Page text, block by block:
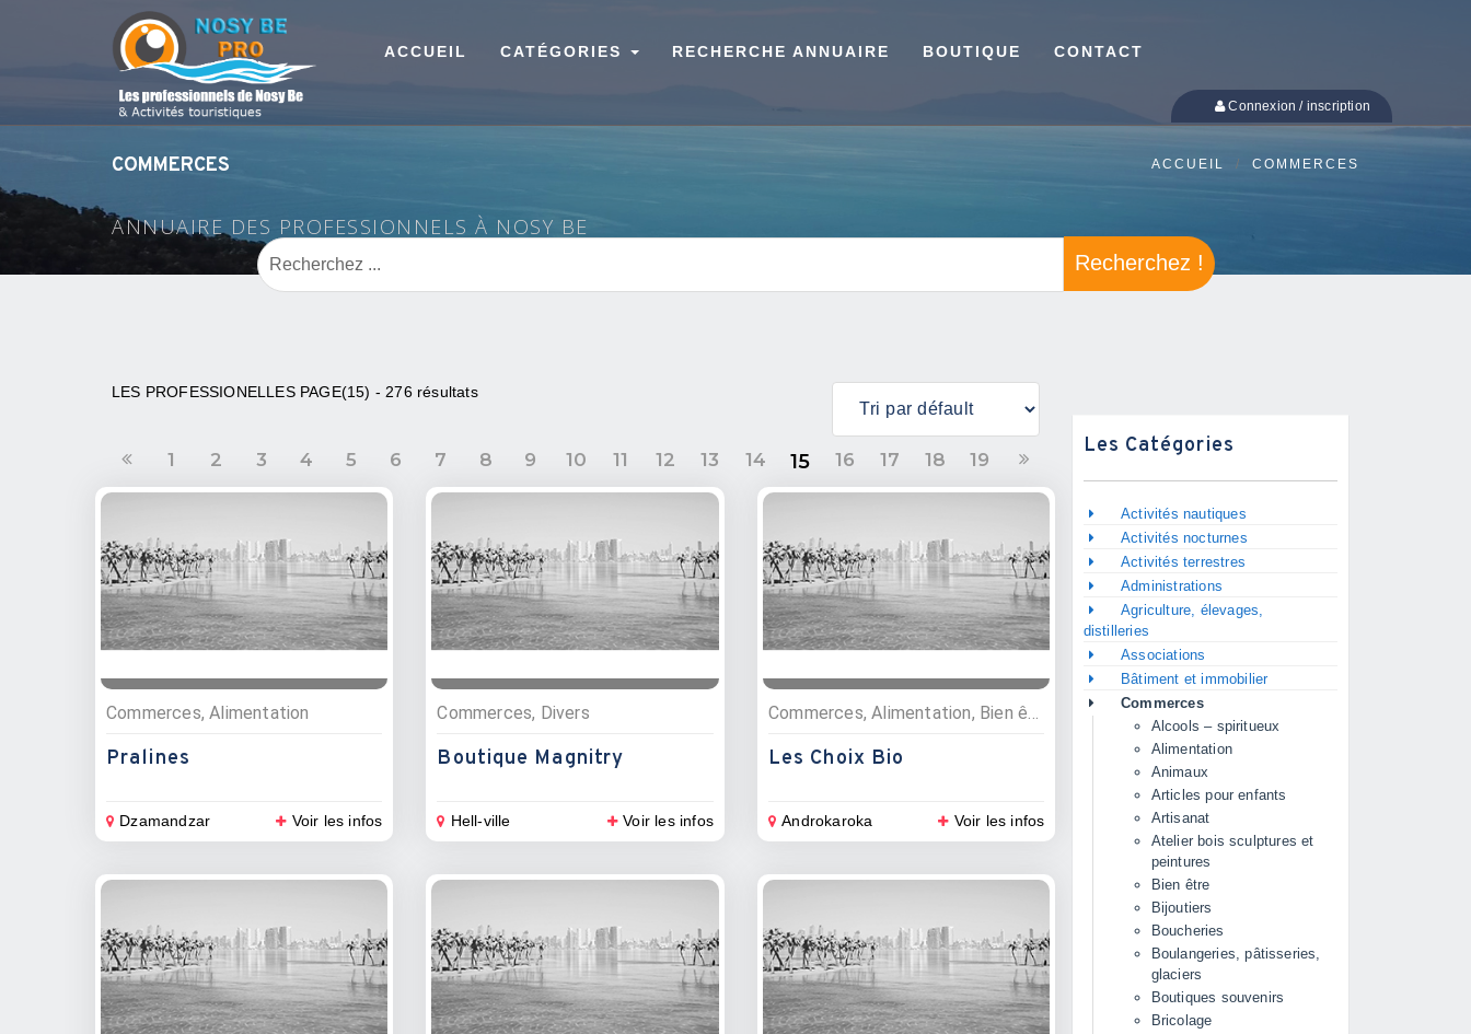
ACCUEIL CATÉGORIES RECHERCHE ANNUAIRE BOUTIQUE CONTACT
Connexion / inscription
COMMERCES
ANNUAIRE DES PROFESSIONNELS À NOSY BE
ACCUEIL COMMERCES
Recherchez !
LES PROFESSIONELLES PAGE(15) - 276 résultats
1 2 3 4 5 6 7 8 9 10 11 12 13 14 15 16 17 18 19
Commerces, Alimentation
Pralines
Dzamandzar Voir les infos
Commerces, Divers
Boutique Magnitry
Hell-ville Voir les infos
Commerces, Alimentation, Bien être
Les Choix Bio
Androkaroka Voir les infos
Les Catégories
Activités nautiques
Activités nocturnes
Activités terrestres
Administrations
Agriculture, élevages,
distilleries
Associations
Bâtiment et immobilier
Commerces
Alcools – spiritueux
Alimentation
Animaux
Articles pour enfants
Artisanat
Atelier bois sculptures et
peintures
Bien être
Bijoutiers
Boucheries
Boulangeries, pâtisseries,
glaciers
Boutiques souvenirs
Bricolage